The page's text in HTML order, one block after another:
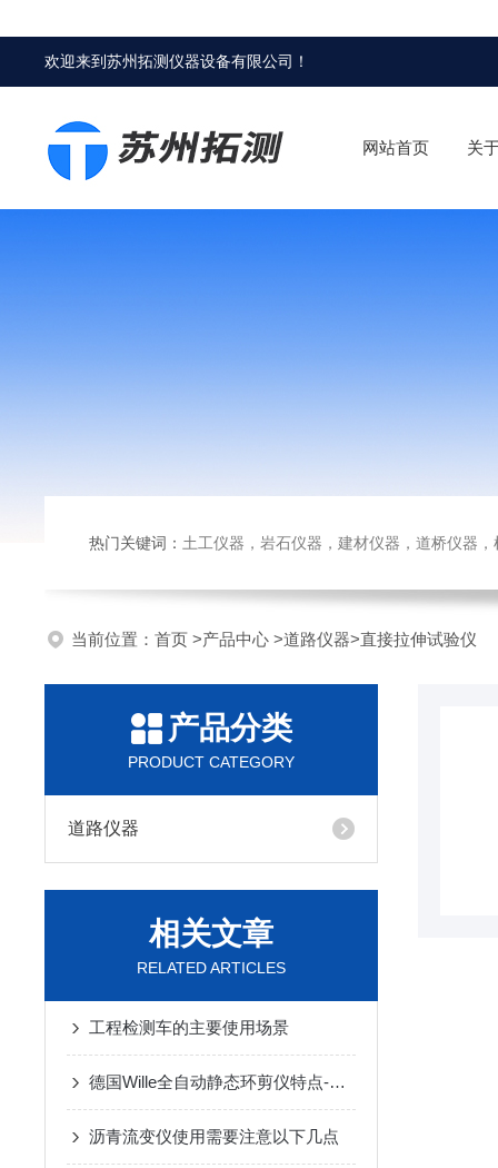
欢迎来到苏州拓测仪器设备有限公司 ！
网站首页 关
热门关键词： 土工仪器，岩石仪器，建材仪器，道桥仪器，检测
当前位置： 首页 >产品中心 >道路仪器>直接拉伸试验仪
产品分类
PRODUCT CATEGORY
道路仪器
相关文章
RELATED ARTICLES
工程检测车的主要使用场景
德国Wille全自动静态环剪仪特点-苏州拓测仪器设备有限公司
沥青流变仪使用需要注意以下几点